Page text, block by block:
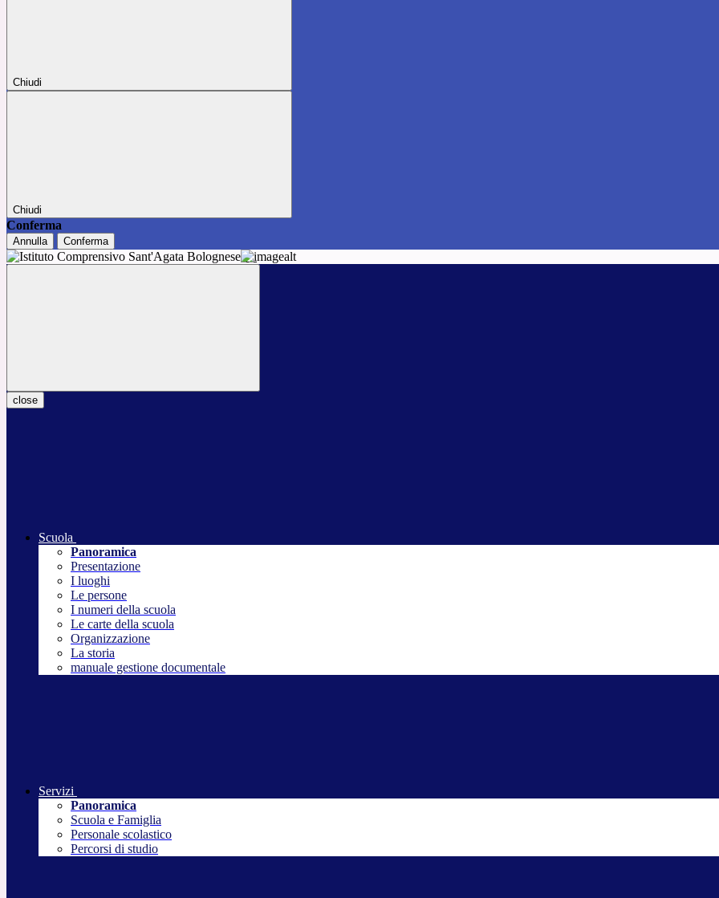
Chiudi
Chiudi
Conferma
Annulla Conferma
close
Scuola
Panoramica
Presentazione
I luoghi
Le persone
I numeri della scuola
Le carte della scuola
Organizzazione
La storia
manuale gestione documentale
Servizi
Panoramica
Scuola e Famiglia
Personale scolastico
Percorsi di studio